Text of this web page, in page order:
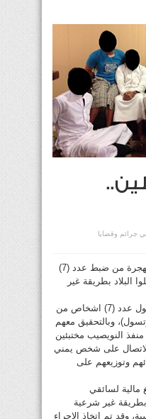
جرائم وقضايا
تمكنت الإدارة العامة لمباحث الهجرة من ضبط عدد (7)
البلاد بطريقة غير
وذلك بعد ورود معلومات عن دخول عدد (7) اشخاص من
وبالتحقيق معهم
النويصيب مختبئين
على شخص يمني
وتوزيعهم على
مالية لسائقي
بطريقة غير شرعية
وقد تم اتخاذ الإجراء